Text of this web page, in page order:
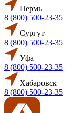
Пермь
8 (800) 500-23-35
Сургут
8 (800) 500-23-35
Уфа
8 (800) 500-23-35
Хабаровск
8 (800) 500-23-35